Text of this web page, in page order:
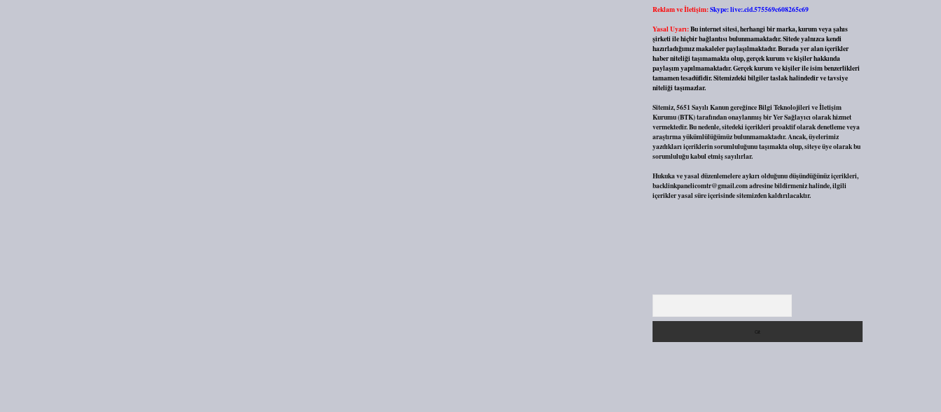
Reklam ve İletişim:Skype: live:.cid.575569c608265c69
Yasal Uyarı:Bu internet sitesi, herhangi bir marka, kurum veya şahıs
şirketi ile hiçbir bağlantısı bulunmamaktadır. Sitede yalnızca kendi
hazırladığımız makaleler paylaşılmaktadır. Burada yer alan içerikler
haber niteliği taşımamakta olup, gerçek kurum ve kişiler hakkında
paylaşım yapılmamaktadır. Gerçek kurum ve kişiler ile isim benzerlikleri
tamamen tesadüfidir. Sitemizdeki bilgiler taslak halindedir ve tavsiye
niteliği taşımazlar.
Sitemiz, 5651 Sayılı Kanun gereğince Bilgi Teknolojileri ve İletişim
Kurumu (BTK) tarafından onaylanmış bir Yer Sağlayıcı olarak hizmet
vermektedir. Bu nedenle, sitedeki içerikleri proaktif olarak denetleme veya
araştırma yükümlülüğümüz bulunmamaktadır. Ancak, üyelerimiz
yazdıkları içeriklerin sorumluluğunu taşımakta olup, siteye üye olarak bu
sorumluluğu kabul etmiş sayılırlar.
Hukuka ve yasal düzenlemelere aykırı olduğunu düşündüğünüz içerikleri,
backlinkpanelicomtr@gmail.comadresine bildirmeniz halinde, ilgili
içerikler yasal süre içerisinde sitemizden kaldırılacaktır.